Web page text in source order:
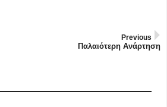
Previous
Παλαιότερη Ανάρτηση